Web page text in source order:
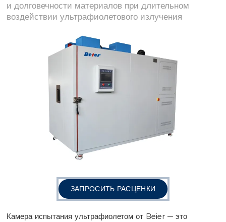
и долговечности материалов при длительном
воздействии ультрафиолетового излучения
ЗАПРОСИТЬ РАСЦЕНКИ
Камера испытания ультрафиолетом от Beier — это